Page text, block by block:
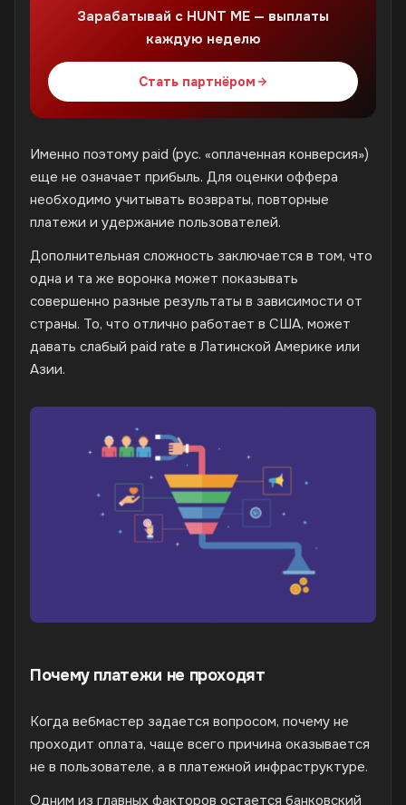
Зарабатывай с HUNT ME — выплаты
каждую неделю
Стать партнёром
Именно поэтому paid (рус. «оплаченная конверсия»)
еще не означает прибыль. Для оценки оффера
необходимо учитывать возвраты, повторные
платежи и удержание пользователей.
Дополнительная сложность заключается в том, что
одна и та же воронка может показывать
совершенно разные результаты в зависимости от
страны. То, что отлично работает в США, может
давать слабый paid rate в Латинской Америке или
Азии.
Почему платежи не проходят
Когда вебмастер задается вопросом, почему не
проходит оплата, чаще всего причина оказывается
не в пользователе, а в платежной инфраструктуре.
Одним из главных факторов остается банковский